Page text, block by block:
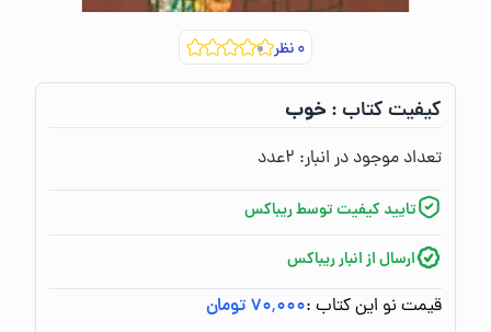
۰نظر
کیفیت کتاب :‌خوب
تعداد موجود در انبار:‌ ۲عدد
تایید کیفیت توسط ریباکس
ارسال از انبار ریباکس
قیمت نو این کتاب :۷۰٬۰۰۰ تومان